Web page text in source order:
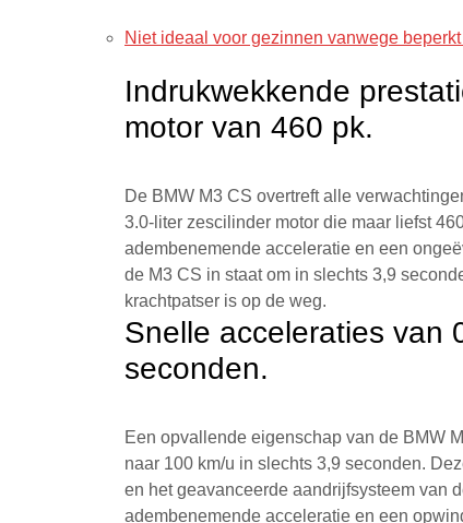
Niet ideaal voor gezinnen vanwege
Indrukwekkende
motor van 460 pk.
De BMW M3 CS overtreft alle
3.0-liter zescilinder motor die maar liefst
adembenemende acceleratie en een
de M3 CS in staat om in slechts 3,9
krachtpatser is op de weg.
Snelle acceleraties van
seconden.
Een opvallende eigenschap van de BMW
naar 100 km/u in slechts 3,9 seconden.
en het geavanceerde aandrijfsysteem van
adembenemende acceleratie en een